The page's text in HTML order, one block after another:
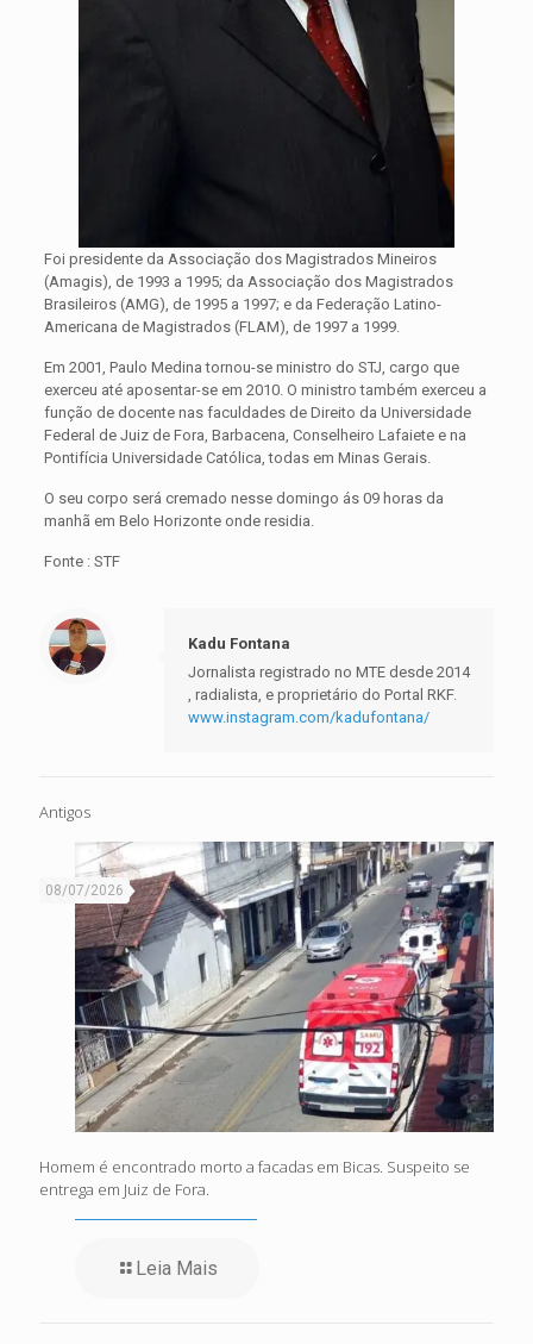
Foi presidente da Associação dos Magistrados Mineiros
(Amagis), de 1993 a 1995; da Associação dos Magistrados
Brasileiros (AMG), de 1995 a 1997; e da Federação Latino-
Americana de Magistrados (FLAM), de 1997 a 1999.
Em 2001, Paulo Medina tornou-se ministro do STJ, cargo que
exerceu até aposentar-se em 2010. O ministro também exerceu a
função de docente nas faculdades de Direito da Universidade
Federal de Juiz de Fora, Barbacena, Conselheiro Lafaiete e na
Pontifícia Universidade Católica, todas em Minas Gerais.​​
O seu corpo será cremado nesse domingo ás 09 horas da
manhã em Belo Horizonte onde residia.
Fonte : STF
Kadu Fontana
Jornalista registrado no MTE desde 2014
, radialista, e proprietário do Portal RKF.
www.instagram.com/kadufontana/
Antigos
08/07/2026
Homem é encontrado morto a facadas em Bicas. Suspeito se
entrega em Juiz de Fora.
Leia Mais